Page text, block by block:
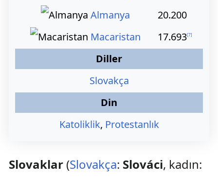
Almanya
20.200
Macaristan
17.693[7]
Diller
Slovakça
Din
Katoliklik, Protestanlık
Slovaklar(Slovakça: Slováci, kadın: